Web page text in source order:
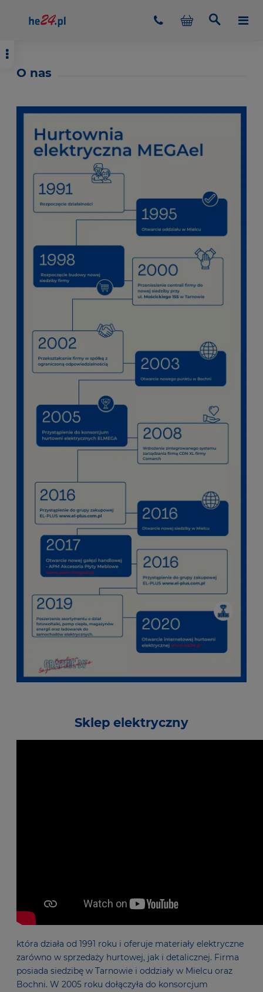
O nas
Sklep elektryczny
która działa od 1991 roku i oferuje materiały elektryczne
zarówno w sprzedaży hurtowej, jak i detalicznej. Firma
posiada siedzibę w Tarnowie i oddziały w Mielcu oraz
Bochni. W 2005 roku dołączyła do konsorcjum